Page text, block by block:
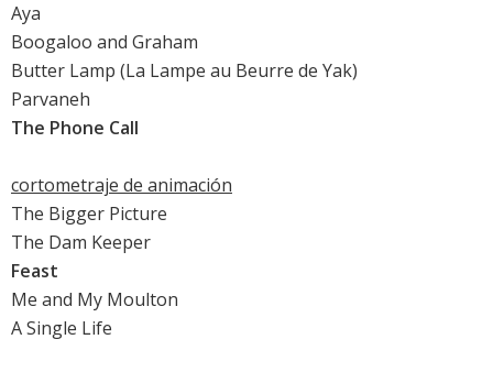
Aya
Boogaloo and Graham
Butter Lamp (La Lampe au Beurre de Yak)
Parvaneh
The Phone Call
cortometraje de animación
The Bigger Picture
The Dam Keeper
Feast
Me and My Moulton
A Single Life